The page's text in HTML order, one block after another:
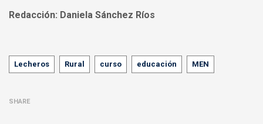
Redacción: Daniela Sánchez Ríos
Tags
Lecheros Rural curso educación MEN
SHARE